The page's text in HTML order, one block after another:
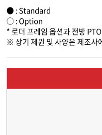
● : Standard
○ : Option
* 로더 프레임 옵션과 전방
※ 상기 제원 및 사양은 제조사